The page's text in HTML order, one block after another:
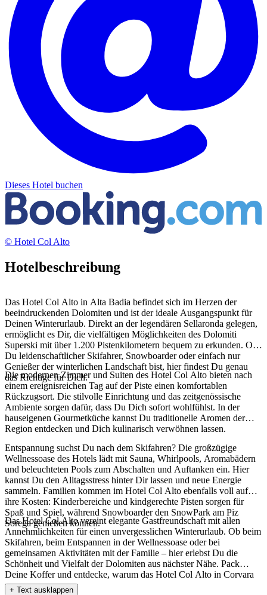
Dieses Hotel buchen
© Hotel Col Alto
Hotelbeschreibung
Das Hotel Col Alto in Alta Badia befindet sich im Herzen der
beeindruckenden Dolomiten und ist der ideale Ausgangspunkt für
Deinen Winterurlaub. Direkt an der legendären Sellaronda gelegen,
ermöglicht es Dir, die vielfältigen Möglichkeiten des Dolomiti
Superski mit über 1.200 Pistenkilometern bequem zu erkunden. Ob
Du leidenschaftlicher Skifahrer, Snowboarder oder einfach nur
Genießer der winterlichen Landschaft bist, hier findest Du genau
das Richtige für Dich.
Die modernen Zimmer und Suiten des Hotel Col Alto bieten nach
einem ereignisreichen Tag auf der Piste einen komfortablen
Rückzugsort. Die stilvolle Einrichtung und das zeitgenössische
Ambiente sorgen dafür, dass Du Dich sofort wohlfühlst. In der
hauseigenen Gourmetküche kannst Du traditionelle Aromen der
Region entdecken und Dich kulinarisch verwöhnen lassen.
Entspannung suchst Du nach dem Skifahren? Die großzügige
Wellnessoase des Hotels lädt mit Sauna, Whirlpools, Aromabädern
und beleuchteten Pools zum Abschalten und Auftanken ein. Hier
kannst Du den Alltagsstress hinter Dir lassen und neue Energie
sammeln. Familien kommen im Hotel Col Alto ebenfalls voll auf
ihre Kosten: Kinderbereiche und kindgerechte Pisten sorgen für
Spaß und Spiel, während Snowboarder den SnowPark am Piz
Sorega genießen können.
Das Hotel Col Alto vereint elegante Gastfreundschaft mit allen
Annehmlichkeiten für einen unvergesslichen Winterurlaub. Ob beim
Skifahren, beim Entspannen in der Wellnessoase oder bei
gemeinsamen Aktivitäten mit der Familie – hier erlebst Du die
Schönheit und Vielfalt der Dolomiten aus nächster Nähe. Pack
Deine Koffer und entdecke, warum das Hotel Col Alto in Corvara
der perfekte Ort für Deinen nächsten Skiurlaub ist.
+ Text ausklappen